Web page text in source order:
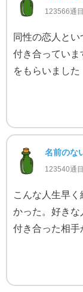
123566通
同性の恋人と
付き合っていま
をもらいました
名前のな
123540通
こんな人生早
かった。好きな
付き合った相手